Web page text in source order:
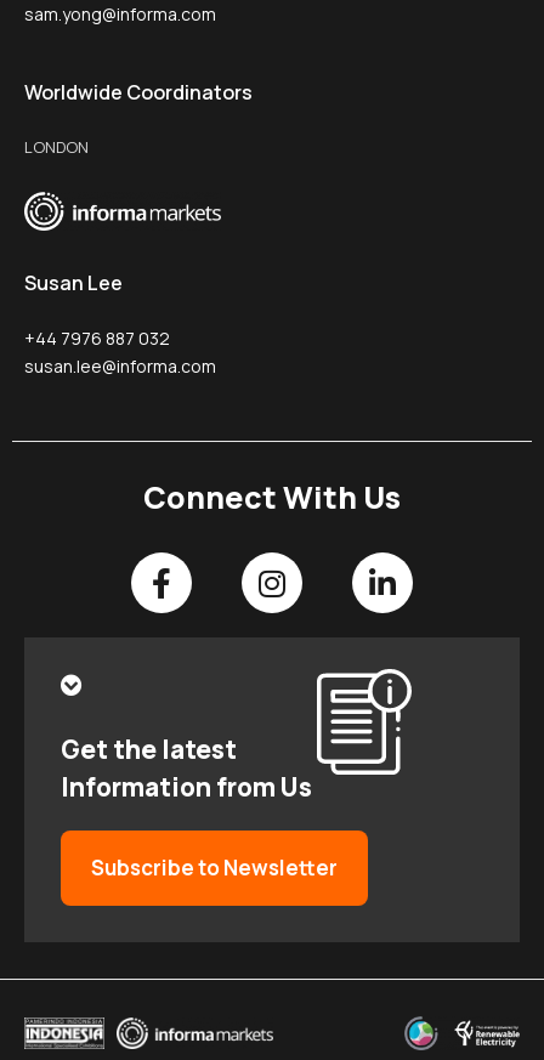
sam.yong@informa.com
Worldwide Coordinators
LONDON
Susan Lee
+44 7976 887 032
susan.lee@informa.com
Connect With Us
Get the latest
Information from Us
Subscribe to Newsletter